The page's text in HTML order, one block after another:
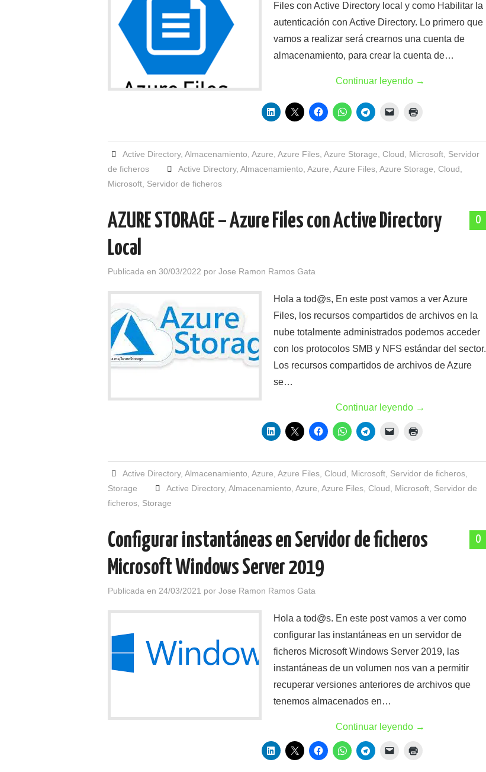
Files con Active Directory local y como Habilitar la
autenticación con Active Directory. Lo primero que
vamos a realizar será crearnos una cuenta de
almacenamiento, para crear la cuenta de…
Continuar leyendo →
Active Directory,Almacenamiento ,Azure ,Azure Files ,Azure Storage ,Cloud Microsoft Servidor
de ficheros
Active Directory,Almacenamiento ,Azure ,Azure Files ,Azure Storage ,Cloud
Microsoft Servidor de ficheros
0
AZURE STORAGE – Azure Files con Active Directory
Local
Publicada en 30/03/2022 por Jose Ramon Ramos Gata
Hola a tod@s, En este post vamos a ver Azure
Files, los recursos compartidos de archivos en la
nube totalmente administrados podemos acceder
con los protocolos SMB y NFS estándar del sector.
Los recursos compartidos de archivos de Azure
se…
Continuar leyendo →
Active Directory,Almacenamiento ,Azure ,Azure Files ,Cloud Microsoft Servidor de ficheros
Storage
Active Directory,Almacenamiento ,Azure ,Azure Files ,Cloud Microsoft Servidor de
ficheros Storage
0
Configurar instantáneas en Servidor de ficheros
Microsoft Windows Server 2019
Publicada en 24/03/2021 por Jose Ramon Ramos Gata
Hola a tod@s. En este post vamos a ver como
configurar las instantáneas en un servidor de
ficheros Microsoft Windows Server 2019, las
instantáneas de un volumen nos van a permitir
recuperar versiones anteriores de archivos que
tenemos almacenados en…
Continuar leyendo →